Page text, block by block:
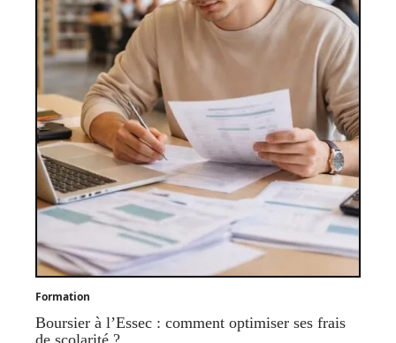
Formation
Boursier à l’Essec : comment optimiser ses frais
de scolarité ?